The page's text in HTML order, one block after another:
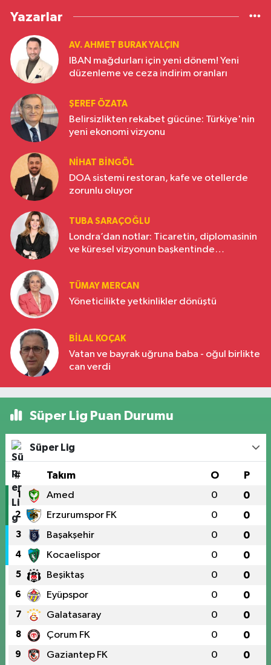
Yazarlar
AV. AHMET BURAK YALÇIN
IBAN mağdurları için yeni dönem! Yeni
düzenleme ve ceza indirim oranları
ŞEREF ÖZATA
Belirsizlikten rekabet gücüne: Türkiye'nin
yeni ekonomi vizyonu
NIHAT BINGÖL
DOA sistemi restoran, kafe ve otellerde
zorunlu oluyor
TUBA SARAÇOĞLU
Londra’dan notlar: Ticaretin, diplomasinin
ve küresel vizyonun başkentinde
TÜMAY MERCAN
Yöneticilikte yetkinlikler dönüştü
BILAL KOÇAK
Vatan ve bayrak uğruna baba - oğul birlikte
can verdi
Süper Lig Puan Durumu
Süper Lig
# Takım O P
1 Amed 0 0
2 Erzurumspor FK 0 0
3 Başakşehir 0 0
4 Kocaelispor 0 0
5 Beşiktaş 0 0
6 Eyüpspor 0 0
7 Galatasaray 0 0
8 Çorum FK 0 0
9 Gaziantep FK 0 0